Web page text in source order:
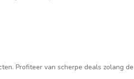
Profiteer van scherpe deals zolang